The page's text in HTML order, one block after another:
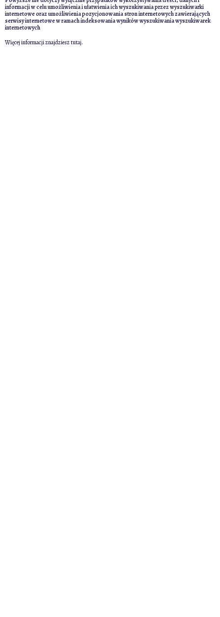
informacji w celu umożliwienia i ułatwienia ich wyszukiwania przez wyszukiwarki
internetowe oraz umożliwienia pozycjonowania stron internetowych zawierających
serwisy internetowe w ramach indeksowania wyników wyszukiwania wyszukiwarek
internetowych
Więcej informacji znajdziesztutaj.